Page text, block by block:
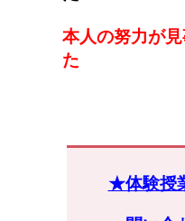
本人の努力が
た
★体験授